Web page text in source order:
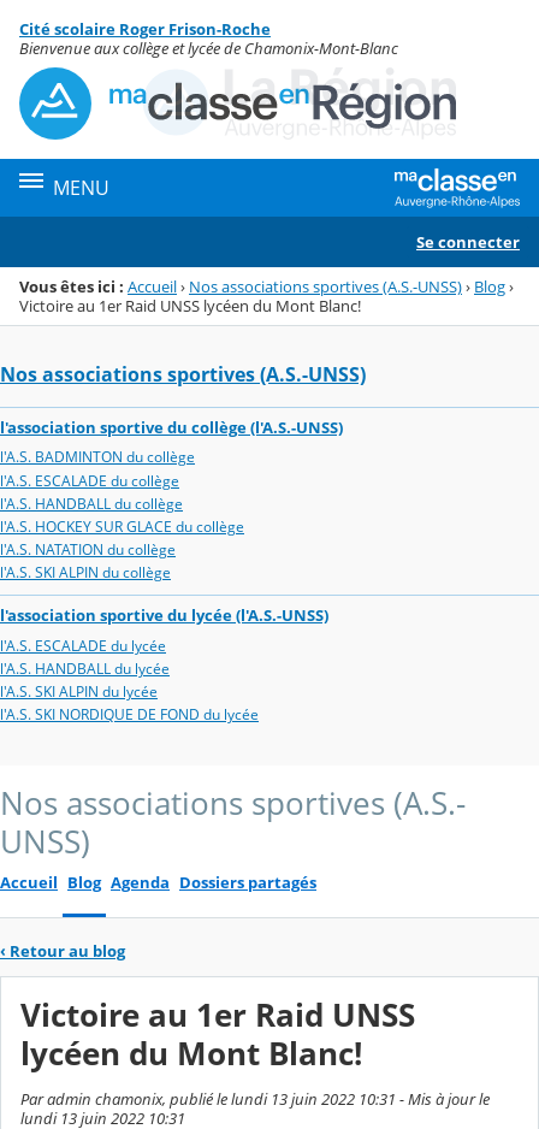
Menu de la rubrique
Contenu
Cité scolaire Roger Frison-Roche
Bienvenue aux collège et lycée de Chamonix-Mont-Blanc
MENU
Se connecter
Vous êtes ici : Accueil› Nos associations sportives (A.S.-UNSS)› Blog›
Victoire au 1er Raid UNSS lycéen du Mont Blanc!
Nos associations sportives (A.S.-UNSS)
l'association sportive du collège (l'A.S.-UNSS)
l'A.S. BADMINTON du collège
l'A.S. ESCALADE du collège
l'A.S. HANDBALL du collège
l'A.S. HOCKEY SUR GLACE du collège
l'A.S. NATATION du collège
l'A.S. SKI ALPIN du collège
l'association sportive du lycée (l'A.S.-UNSS)
l'A.S. ESCALADE du lycée
l'A.S. HANDBALL du lycée
l'A.S. SKI ALPIN du lycée
l'A.S. SKI NORDIQUE DE FOND du lycée
Nos associations sportives (A.S.-
UNSS)
Accueil Blog Agenda Dossiers partagés
‹ Retour au blog
Victoire au 1er Raid UNSS
lycéen du Mont Blanc!
Par admin chamonix, publié le lundi 13 juin 2022 10:31 - Mis à jour le
lundi 13 juin 2022 10:31